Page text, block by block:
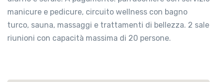
manicure e pedicure, circuito wellness con bagno
turco, sauna, massaggi e trattamenti di bellezza. 2 sale
riunioni con capacità massima di 20 persone.